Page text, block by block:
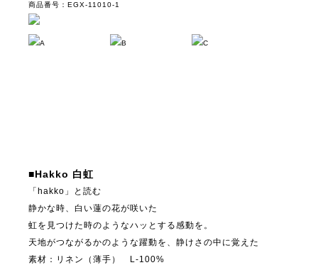
商品番号：EGX-11010-1
A B C
■Hakko 白虹
「hakko」と読む
静かな時、白い蓮の花が咲いた
虹を見つけた時のようなハッとする感動を。
天地がつながるかのような躍動を、静けさの中に覚えた
素材：リネン（薄手） L-100%